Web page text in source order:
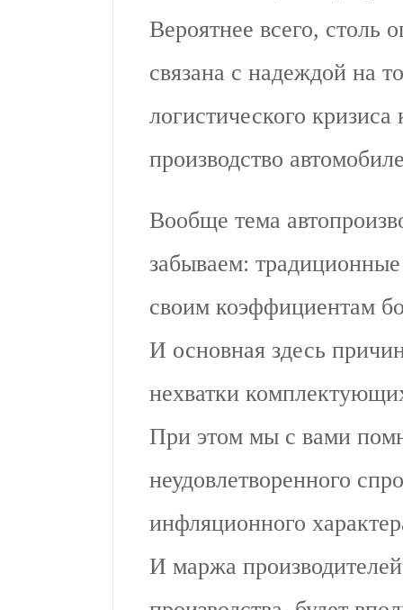
Вероятнее всего, столь
связана с надеждой на
логистического
производство
Вообще тема
забываем:
своим коэффициентам
И основная здесь
нехватки
При этом мы с вами
неудовлетворенного
инфляционного
И маржа